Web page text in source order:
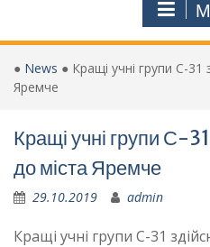
● News ● Кращі учні групи С-31
Яремче
Кращі учні групи С-
до міста Яремче
29.10.2019 admin
Кращі учні групи С-31